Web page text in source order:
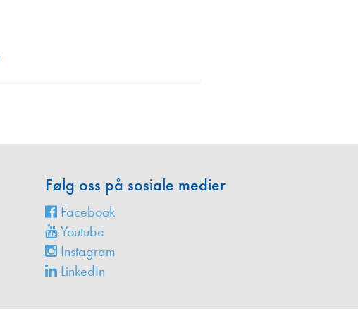
Følg oss på sosiale medier
Facebook
Youtube
Instagram
LinkedIn